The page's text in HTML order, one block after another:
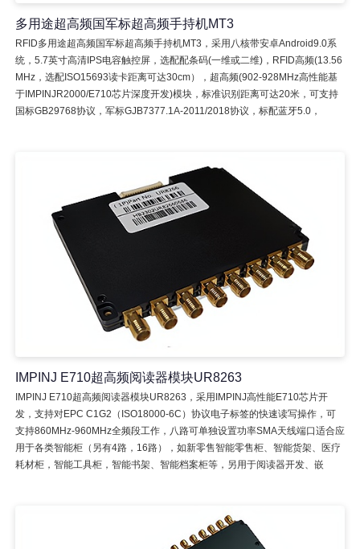
多用途超高频国军标超高频手持机MT3
RFID多用途超高频国军标超高频手持机MT3，采用八核带安卓Android9.0系
统，5.7英寸高清IPS电容触控屏，选配配条码(一维或二维)，RFID高频(13.56
MHz，选配ISO15693读卡距离可达30cm），超高频(902-928MHz高性能基
于IMPINJR2000/E710芯片深度开发)模块，标准识别距离可达20米，可支持
国标GB29768协议，军标GJB7377.1A-2011/2018协议，标配蓝牙5.0，
IMPINJ E710超高频阅读器模块UR8263
IMPINJ E710超高频阅读器模块UR8263，采用IMPINJ高性能E710芯片开
发，支持对EPC C1G2（ISO18000-6C）协议电子标签的快速读写操作，可
支持860MHz-960MHz全频段工作，八路可单独设置功率SMA天线端口适合应
用于各类智能柜（另有4路，16路），如新零售智能零售柜、智能货架、医疗
耗材柜，智能工具柜，智能书架、智能档案柜等，另用于阅读器开发、嵌